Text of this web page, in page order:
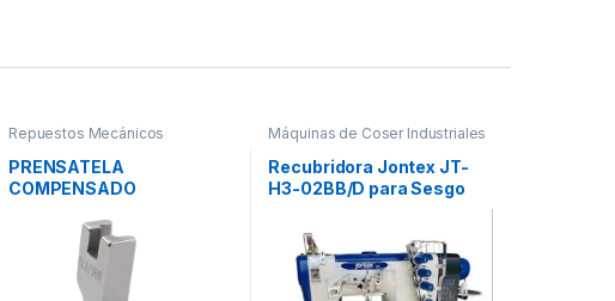
Repuestos Mecánicos
PRENSATELA
COMPENSADO
Máquinas de Coser Industriales
Recubridora Jontex JT-
H3-02BB/D para Sesgo